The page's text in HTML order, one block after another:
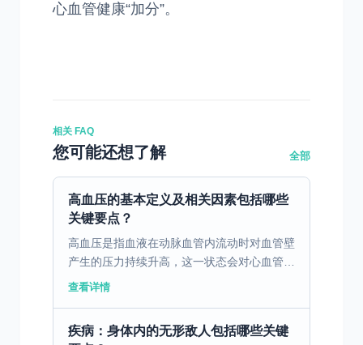
心血管健康“加分”。
相关 FAQ
您可能还想了解 全部
高血压的基本定义及相关因素包括哪些
关键要点？
高血压是指血液在动脉血管内流动时对血管壁
产生的压力持续升高，这一状态会对心血管系
统带来负担并增加相关疾病的风险。高血压的
查看详情
疾病：身体内的无形敌人包括哪些关键